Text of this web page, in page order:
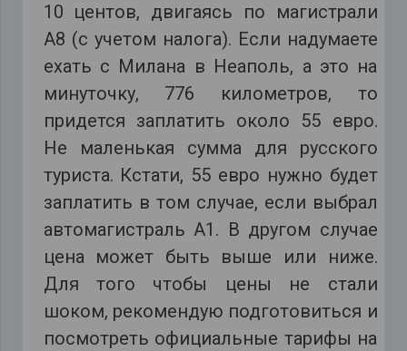
10 центов, двигаясь по магистрали
А8 (с учетом налога). Если надумаете
ехать с Милана в Неаполь, а это на
минуточку, 776 километров, то
придется заплатить около 55 евро.
Не маленькая сумма для русского
туриста. Кстати, 55 евро нужно будет
заплатить в том случае, если выбрал
автомагистраль А1. В другом случае
цена может быть выше или ниже.
Для того чтобы цены не стали
шоком, рекомендую подготовиться и
посмотреть официальные тарифы на